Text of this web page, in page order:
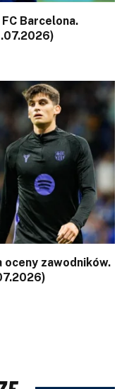
Barcelona.
oceny zawodników.